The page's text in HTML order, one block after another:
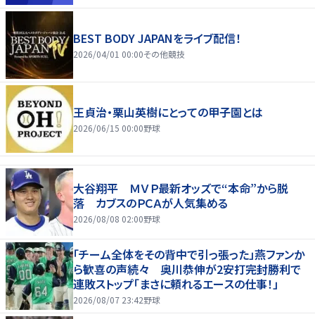
BEST BODY JAPANをライブ配信！
2026/04/01 00:00その他競技
王貞治・栗山英樹にとっての甲子園とは
2026/06/15 00:00野球
大谷翔平 ＭＶＰ最新オッズで“本命”から脱
落 カブスのＰＣＡが人気集める
2026/08/08 02:00野球
「チーム全体をその背中で引っ張った」燕ファンか
ら歓喜の声続々 奥川恭伸が2安打完封勝利で
連敗ストップ「まさに頼れるエースの仕事！」
2026/08/07 23:42野球